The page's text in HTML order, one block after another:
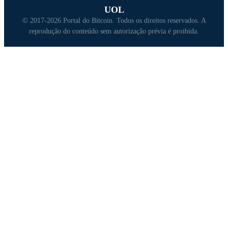
UOL
© 2017-2026 Portal do Bitcoin. Todos os direitos reservados. A
reprodução do conteúdo sem autorização prévia é proibida.